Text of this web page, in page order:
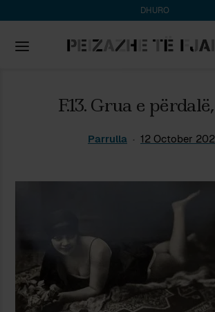
DHURO
F.13. Grua e
Parrulla 12 October